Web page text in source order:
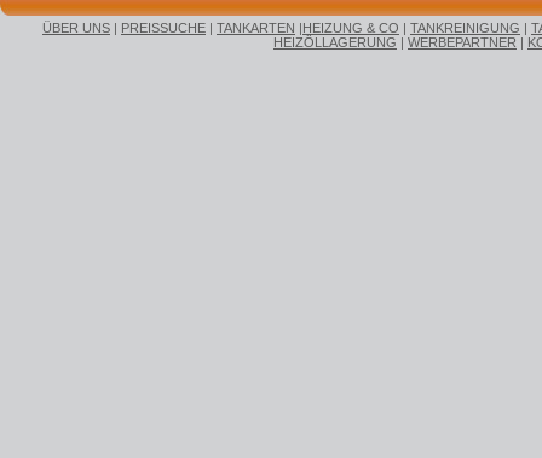
ÜBER UNS | PREISSUCHE | TANKARTEN |HEIZUNG & CO | TANKREINIGUNG |
HEIZÖLLAGERUNG | WERBEPARTNER |